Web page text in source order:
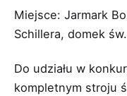
Miejsce: Jarmark
Schillera, domek
Do udziału w
kompletnym stroju